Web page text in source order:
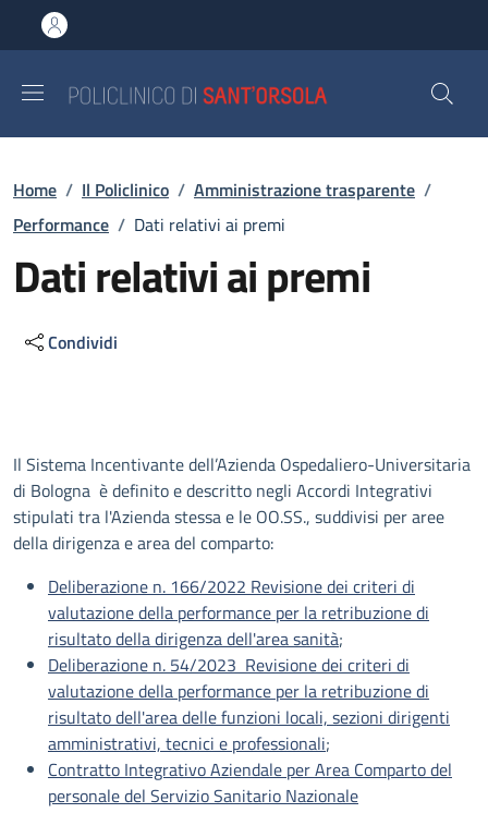
al contenuto principale
to footer content
Briciole di pane
Home / Il Policlinico / Amministrazione trasparente /
Performance / Dati relativi ai premi
Dati relativi ai premi
Condividi
Il Sistema Incentivante dell’Azienda Ospedaliero-Universitaria
di Bologna è definito e descritto negli Accordi Integrativi
stipulati tra l'Azienda stessa e le OO.SS., suddivisi per aree
della dirigenza e area del comparto:
Deliberazione n. 166/2022 Revisione dei criteri di
valutazione della performance per la retribuzione di
risultato della dirigenza dell'area sanità;
Deliberazione n. 54/2023 Revisione dei criteri di
valutazione della performance per la retribuzione di
risultato dell'area delle funzioni locali, sezioni dirigenti
amministrativi, tecnici e professionali;
Contratto Integrativo Aziendale per Area Comparto del
personale del Servizio Sanitario Nazionale